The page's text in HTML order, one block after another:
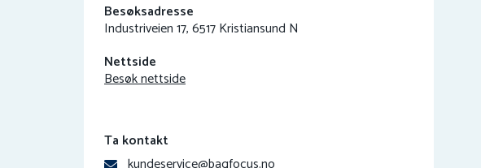
Besøksadresse
Industriveien 17, 6517 Kristiansund N
Nettside
Besøk nettside
Ta kontakt